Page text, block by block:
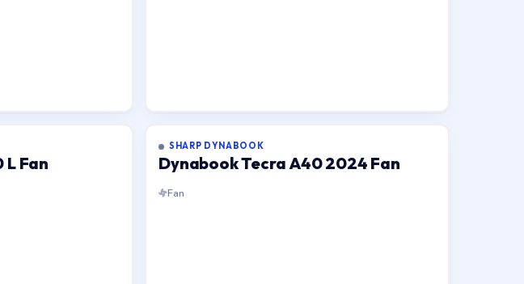
L Fan
SHARP DYNABOOK
Dynabook Tecra A40 2024 Fan
Fan